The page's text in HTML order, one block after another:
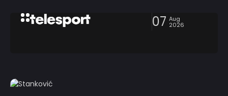
07 Aug
2026